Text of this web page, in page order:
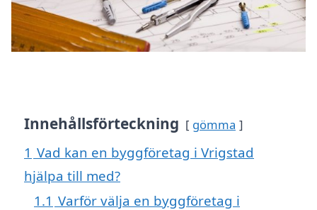
Innehållsförteckning gömma
1 Vad kan en byggföretag i Vrigstad
hjälpa till med?
1.1 Varför välja en byggföretag i